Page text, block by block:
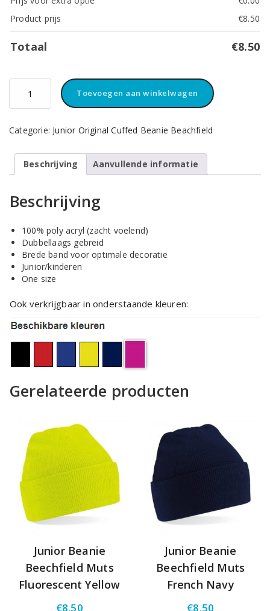
Product prijs
€8.50
Totaal €8.50
Beanie
Beechfield
Black
Toevoegen aan winkelwagen
Categorie: Junior Original Cuffed Beanie Beachfield
Beschrijving Aanvullende informatie
Beschrijving
100% poly acryl (zacht voelend)
Dubbellaags gebreid
Brede band voor optimale decoratie
Junior/kinderen
One size
Ook verkrijgbaar in onderstaande kleuren:
Gerelateerde producten
Junior Beanie
Beechfield Muts
Fluorescent Yellow
€8.50
Junior Beanie
Beechfield Muts
French Navy
€8.50